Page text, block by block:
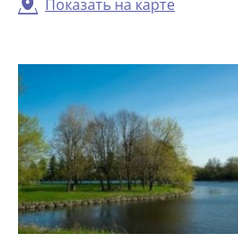
Показать на карте